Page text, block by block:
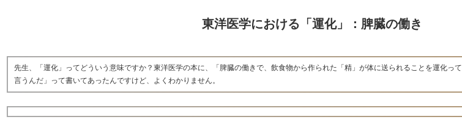
東洋医学における「運化」：脾臓の働き
先生、「運化」ってどういう意味ですか？東洋医学の本に、「脾臓の働きで、飲食物から作られた「精」が体に送られることを運化って
言うんだ」って書いてあったんですけど、よくわかりません。